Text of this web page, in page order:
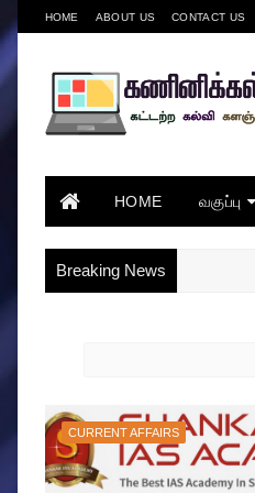
HOME ABOUT US CONTACT US
HOME வகுப்பு
Breaking News
CURRENT AFFAIRS